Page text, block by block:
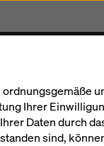
Ihrer
Daten durch
sind,